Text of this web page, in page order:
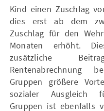
Kind einen Zuschlag
dies erst ab dem
Zuschlag für den
Monaten erhöht.
zusätzliche
Rentenabrechnung
Gruppen größere
sozialer Ausgleich
Gruppen ist ebenfalls